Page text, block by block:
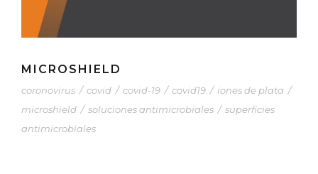
MICROSHIELD
coronovirus / covid / covid-19 / covid19 / iones de plata /
microshield / soluciones antimicrobiales / superficies
antimicrobiales